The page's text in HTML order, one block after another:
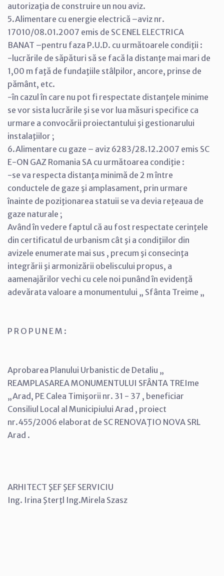
autorizaţia de construire un nou aviz.
5.Alimentare cu energie electrică –aviz nr.
17010/08.01.2007 emis de SC ENEL ELECTRICA
BANAT –pentru faza P.U.D. cu următoarele condiţii :
-lucrările de săpături să se facă la distanţe mai mari de
1,00 m faţă de fundaţiile stâlpilor, ancore, prinse de
pământ, etc.
-în cazul în care nu pot fi respectate distanţele minime
se vor sista lucrările şi se vor lua măsuri specifice ca
urmare a convocării proiectantului şi gestionarului
instalaţiilor ;
6.Alimentare cu gaze – aviz 6283/28.12.2007 emis SC
E-ON GAZ Romania SA cu următoarea condiţie :
-se va respecta distanţa minimă de 2 m între
conductele de gaze şi amplasament, prin urmare
înainte de poziţionarea statuii se va devia reţeaua de
gaze naturale ;
Având în vedere faptul că au fost respectate cerinţele
din certificatul de urbanism cât şi a condiţiilor din
avizele enumerate mai sus , precum şi consecinţa
integrării şi armonizării obeliscului propus, a
aamenajărilor vechi cu cele noi punând în evidenţă
adevărata valoare a monumentului „ Sfânta Treime „
P R O P U N E M :
Aprobarea Planului Urbanistic de Detaliu „
REAMPLASAREA MONUMENTULUI SFÂNTA TREIme
„Arad, PE Calea Timişorii nr. 31 - 37 , beneficiar
Consiliul Local al Municipiului Arad , proiect
nr.455/2006 elaborat de SC RENOVAŢIO NOVA SRL
Arad .
ARHITECT ŞEF ŞEF SERVICIU
Ing. Irina Şterţl Ing.Mirela Szasz